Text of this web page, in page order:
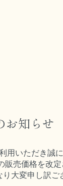
お知らせ
用いただき誠
販売価格を改
大変申し訳